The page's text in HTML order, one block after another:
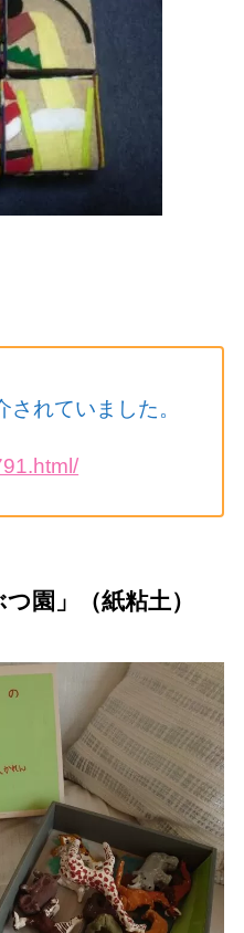
れていました。
園」（紙粘土）